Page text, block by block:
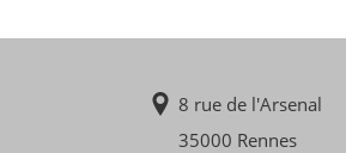
8 rue de l'Arsenal
35000 Rennes